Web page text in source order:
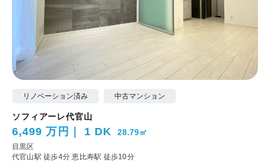
リノベーション済み 中古マンション
ソフィアーレ代官山
6,499 万円 1 DK 28.79㎡
目黒区
代官山駅 徒歩4分恵比寿駅 徒歩10分